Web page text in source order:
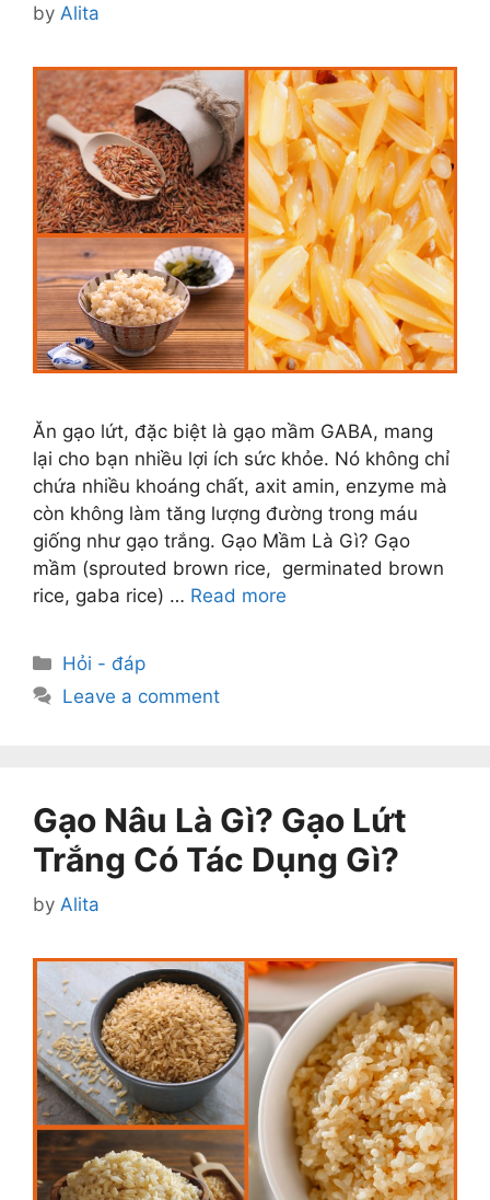
by Alita
Ăn gạo lứt, đặc biệt là gạo mầm GABA, mang
lại cho bạn nhiều lợi ích sức khỏe. Nó không chỉ
chứa nhiều khoáng chất, axit amin, enzyme mà
còn không làm tăng lượng đường trong máu
giống như gạo trắng. Gạo Mầm Là Gì? Gạo
mầm (sprouted brown rice, germinated brown
rice, gaba rice) … Read more
Categories
Hỏi - đáp
Leave a comment
Gạo Nâu Là Gì? Gạo Lứt
Trắng Có Tác Dụng Gì?
by Alita